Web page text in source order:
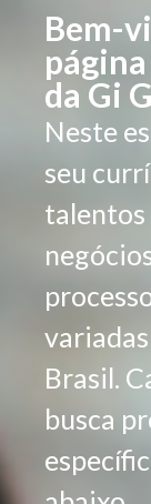
Bem-
da Gi
Neste
seu
talentos
Brasil.
busca